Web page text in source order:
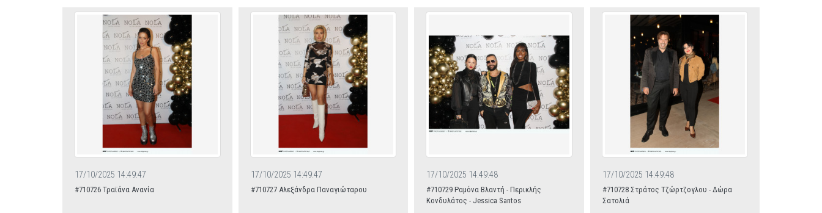
17/10/2025 14:49:47
#710726 Τραϊάνα Ανανία
17/10/2025 14:49:47
#710727 Αλεξάνδρα Παναγιώταρου
17/10/2025 14:49:48
#710729 Ραμόνα Βλαντή - Περικλής
Κονδυλάτος - Jessica Santos
17/10/2025 14:49:48
#710728 Στράτος Τζώρτζογλου - Δώρα
Σατολιά